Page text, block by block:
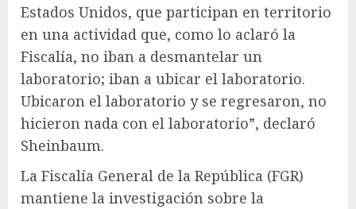
Estados Unidos, que participan en territorio
en una actividad que, como lo aclaró la
Fiscalía, no iban a desmantelar un
laboratorio; iban a ubicar el laboratorio.
Ubicaron el laboratorio y se regresaron, no
hicieron nada con el laboratorio”, declaró
Sheinbaum.
La Fiscalía General de la República (FGR)
mantiene la investigación sobre la